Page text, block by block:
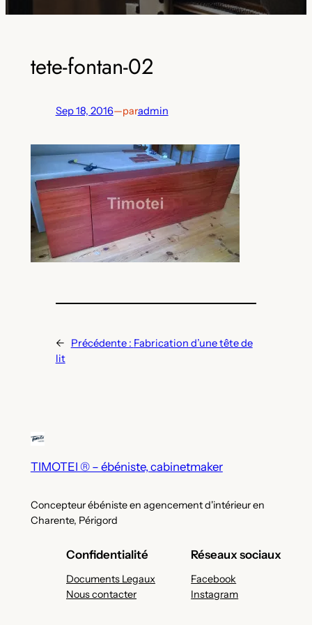
tete-fontan-02
Sep 18, 2016—paradmin
← Précédente : Fabrication d’une tête de
lit
TIMOTEI ® – ébéniste, cabinetmaker
Concepteur ébéniste en agencement d'intérieur en
Charente, Périgord
Confidentialité
Documents Legaux
Nous contacter
Réseaux sociaux
Facebook
Instagram